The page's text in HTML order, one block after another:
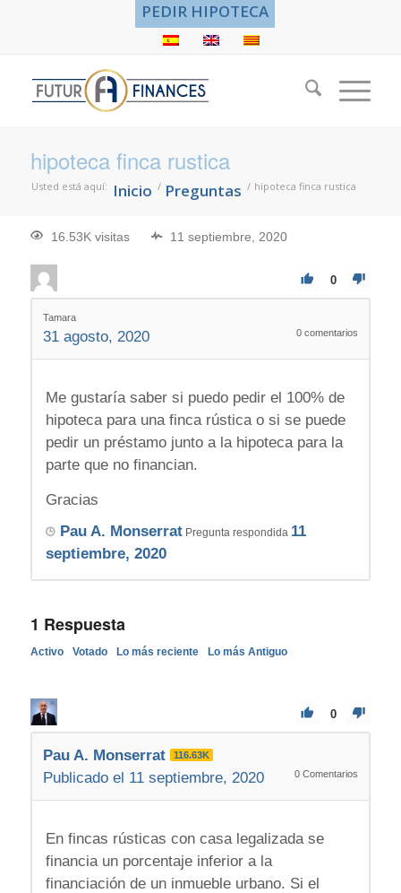
PEDIR HIPOTECA
hipoteca finca rustica
Usted está aquí: Inicio / Preguntas / hipoteca finca rustica
16.53K visitas 11 septiembre, 2020
0
Tamara
31 agosto, 2020 0 comentarios
Me gustaría saber si puedo pedir el 100% de
hipoteca para una finca rústica o si se puede
pedir un préstamo junto a la hipoteca para la
parte que no financian.
Gracias
Pau A. MonserratPregunta respondida 11
septiembre, 2020
1 Respuesta
Activo Votado Lo más reciente Lo más Antiguo
0
Pau A. Monserrat 116.63K
Publicado el 11 septiembre, 2020 0 Comentarios
En fincas rústicas con casa legalizada se
financia un porcentaje inferior a la
financiación de un inmueble urbano. Si el